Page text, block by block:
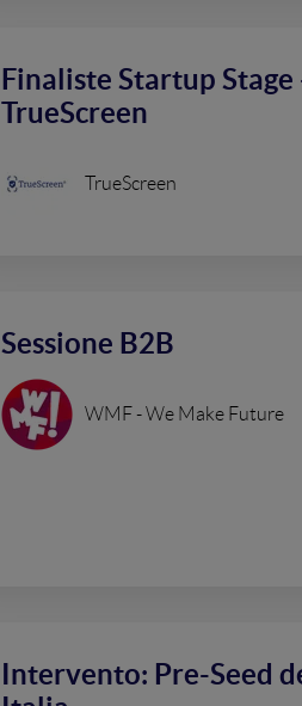
Finaliste Startup Stage
TrueScreen
TrueScreen
Sessione B2B
WMF - We Make Future
Intervento: Pre-Seed